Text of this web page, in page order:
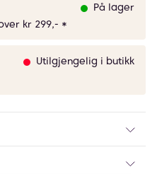
På lager
kr 299,- *
Utilgjengelig i butikk